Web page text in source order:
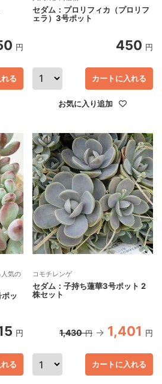
円
る
セダム：プロリフィカ（プロリフ
ェラ）3号ポット
450 円
お気に入り追加
カートに入れる
気の
ッ
円
る
コモチレンゲ
セダム：子持ち蓮華3号ポット 2
株セット
1,430 円 1,401 円
カートに入れる